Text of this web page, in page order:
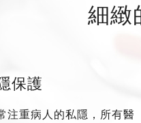
細緻
保護
注重病人的私隱，所有醫